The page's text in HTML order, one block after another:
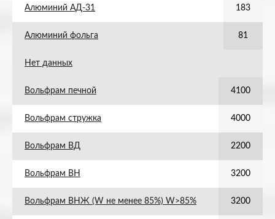
Алюминий АД-31 183
Алюминий фольга 81
Нет данных
Вольфрам печной 4100
Вольфрам стружка 4000
Вольфрам ВД 2200
Вольфрам ВН 3200
Вольфрам ВНЖ (W не менее 85%) W>85% 3200